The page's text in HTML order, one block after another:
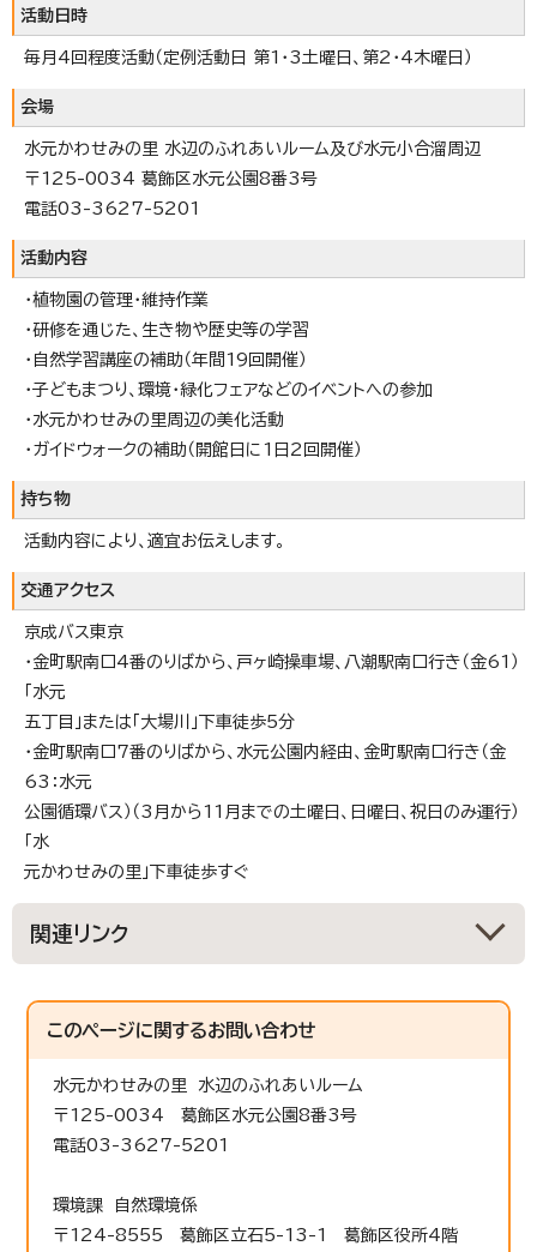
活動日時
毎月4回程度活動（定例活動日 第1・3土曜日、第2・4木曜日）
会場
水元かわせみの里 水辺のふれあいルーム及び水元小合溜周辺
〒125-0034 葛飾区水元公園8番3号
電話03-3627-5201
活動内容
・植物園の管理・維持作業
・研修を通じた、生き物や歴史等の学習
・自然学習講座の補助（年間19回開催）
・子どもまつり、環境・緑化フェアなどのイベントへの参加
・水元かわせみの里周辺の美化活動
・ガイドウォークの補助（開館日に1日2回開催）
持ち物
活動内容により、適宜お伝えします。
交通アクセス
京成バス東京
・金町駅南口4番のりばから、戸ヶ崎操車場、八潮駅南口行き（金61）
「水元
五丁目」または「大場川」下車徒歩5分
・金町駅南口7番のりばから、水元公園内経由、金町駅南口行き（金
63：水元
公園循環バス）（3月から11月までの土曜日、日曜日、祝日のみ運行）
「水
元かわせみの里」下車徒歩すぐ
関連リンク
このページに関するお問い合わせ
水元かわせみの里 水辺のふれあいルーム
〒125-0034 葛飾区水元公園8番3号
電話03-3627-5201
環境課 自然環境係
〒124-8555 葛飾区立石5-13-1 葛飾区役所4階